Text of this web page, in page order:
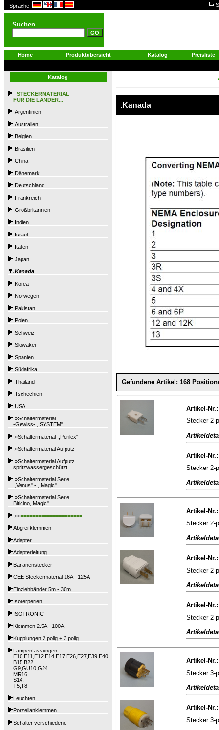
Sprache:
Suchen
Home Produktübersicht Katalog Preisliste
Katalog
- STECKERMATERIAL
FÜR DIE LÄNDER...
.Argentinien
.Australien
.Belgien
.Brasilien
.China
.Dänemark
.Deutschland
.Frankreich
.Großbritannien
.Indien
.Israel
.Italien
.Japan
.Kanada
.Korea
.Norwegen
.Pakistan
.Polen
.Schweiz
.Slowakei
.Spanien
.Südafrika
.Thailand
.Tschechien
.USA
.»Schaltermaterial
-Gewiss- ,,SYSTEM"
.»Schaltermaterial ,,Perilex"
.»Schaltermaterial Aufputz
.»Schaltermaterial Aufputz
spritzwassergeschützt
.»Schaltermaterial Serie
,,Venus" - ,,Magic"
.»Schaltermaterial Serie
Biticino,,Magic"
.»»=====================
Abgreifklemmen
Adapter
Adapterleitung
Bananenstecker
CEE Steckermaterial 16A - 125A
Einziehbänder 5m - 30m
Isolierperlen
ISOTRONIC
Klemmen 2.5A - 100A
Kupplungen 2 polig + 3 polig
Lampenfassungen
E10,E11,E12,E14,E17,E26,E27,E39,E40
B15,B22
G9,GU10,G24
MR16
S14,
T5,T8
Leuchten
Porzellanklemmen
Schalter verschiedene
.Kanada
Gefundene Artikel: 168
Artikel-Nr.:
Stecker 2-
Artikel-Nr.:
Stecker 2-
Artikel-Nr.:
Stecker 2-
Artikel-Nr.:
Stecker 2-
Artikel-Nr.:
Stecker 2-
Artikel-Nr.:
Stecker 3-
Artikel-Nr.:
Stecker 3-